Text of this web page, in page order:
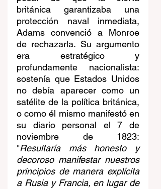
británica garantizaba una
protección naval inmediata,
Adams convenció a Monroe
de rechazarla. Su argumento
era estratégico y
profundamente nacionalista:
sostenía que Estados Unidos
no debía aparecer como un
satélite de la política británica,
o como él mismo manifestó en
su diario personal el 7 de
noviembre de 1823:
"Resultaría más honesto y
decoroso manifestar nuestros
principios de manera explícita
a Rusia y Francia, en lugar de